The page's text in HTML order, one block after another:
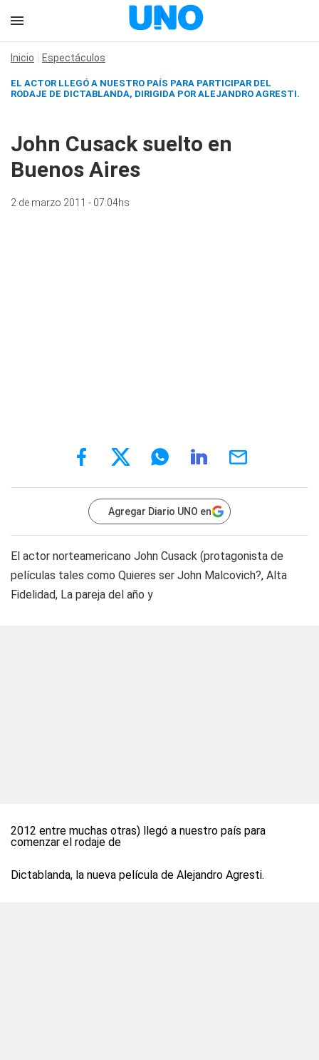
Inicio Espectáculos
EL ACTOR LLEGÓ A NUESTRO PAÍS PARA PARTICIPAR DEL
RODAJE DE DICTABLANDA, DIRIGIDA POR ALEJANDRO AGRESTI.
John Cusack suelto en
Buenos Aires
2 de marzo 2011 - 07:04hs
Agregar Diario UNO en
El actor norteamericano John Cusack (protagonista de
películas tales como Quieres ser John Malcovich?, Alta
Fidelidad, La pareja del año y
2012 entre muchas otras) llegó a nuestro país para
comenzar el rodaje de
Dictablanda, la nueva película de Alejandro Agresti.